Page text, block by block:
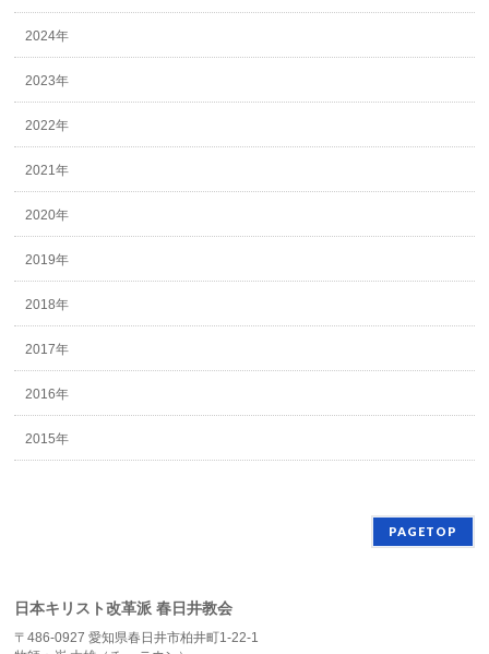
2024年
2023年
2022年
2021年
2020年
2019年
2018年
2017年
2016年
2015年
PAGETOP
日本キリスト改革派 春日井教会
〒486-0927 愛知県春日井市柏井町1-22-1